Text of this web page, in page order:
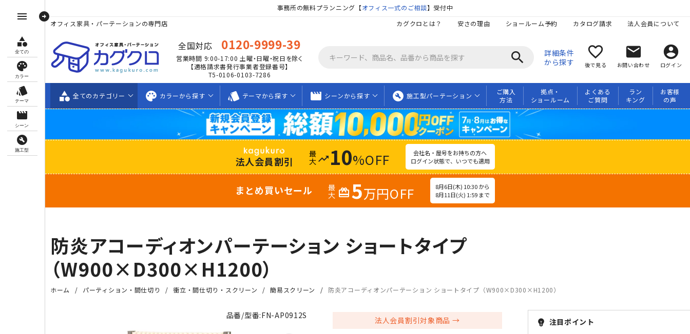
menu arrow_circle_right
category
全ての
palette
カラー
style
テーマ
movie_creation
シーン
build_circle
施工型
事務所の無料プランニング【オフィス一式のご相談】受付中
オフィス家具・パーテーションの専門店
カグクロとは？ 安さの理由 ショールーム予約 カタログ請求 法人会員について
全国対応 0120-9999-39
営業時間 9:00-17:00 土曜・日曜・祝日を除く
【適格請求書発行事業者登録番号】
T5-0106-0103-7286
search
詳細条件
から探す
favorite_border
後で見る
mail
お問い合わせ
account_circle
ログイン
category 全てのカテゴリー palette カラーから探す style テーマから探す movie_creation シーンから探す build_circle 施工型パーテーション
ご購入
方法
拠点・
ショールーム
よくある
ご質問
ラン
キング
お客様
の声
法人会員割引 trending_up 10%OFF
会社名・屋号をお持ちの方へ
ログイン状態で、いつでも適用
まとめ買いセール redeem 5万円OFF
8月6日(木) 10:30 から
8月11日(火) 1:59 まで
防炎アコーディオンパーテーション ショートタイプ
（W900×D300×H1200）
ホーム パーティション・間仕切り 衝立・間仕切り・スクリーン 簡易スクリーン 防炎アコーディオンパーテーション ショートタイプ（W900×D300×H1200）
品番/型番:FN-AP0912S 法人会員割引対象商品 emoji_objects 注目ポイント